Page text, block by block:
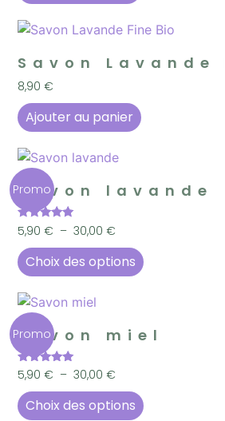
Savon Lavande
8,90€
Ajouter au panier
Promo
Savon lavande
Note
5.00
sur 5
5,90€ – 30,00€
Choix des options
Promo
Savon miel
Note
5.00
sur 5
5,90€ – 30,00€
Choix des options